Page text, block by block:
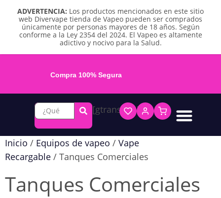
ADVERTENCIA: Los productos mencionados en este sitio
web Divervape tienda de Vapeo pueden ser comprados
únicamente por personas mayores de 18 años. Según
conforme a la Ley 2354 del 2024. El Vapeo es altamente
adictivo y nocivo para la Salud.
Compra 100% Segura
[gtranslate]
Inicio / Equipos de vapeo / Vape
Recargable / Tanques Comerciales
Tanques Comerciales